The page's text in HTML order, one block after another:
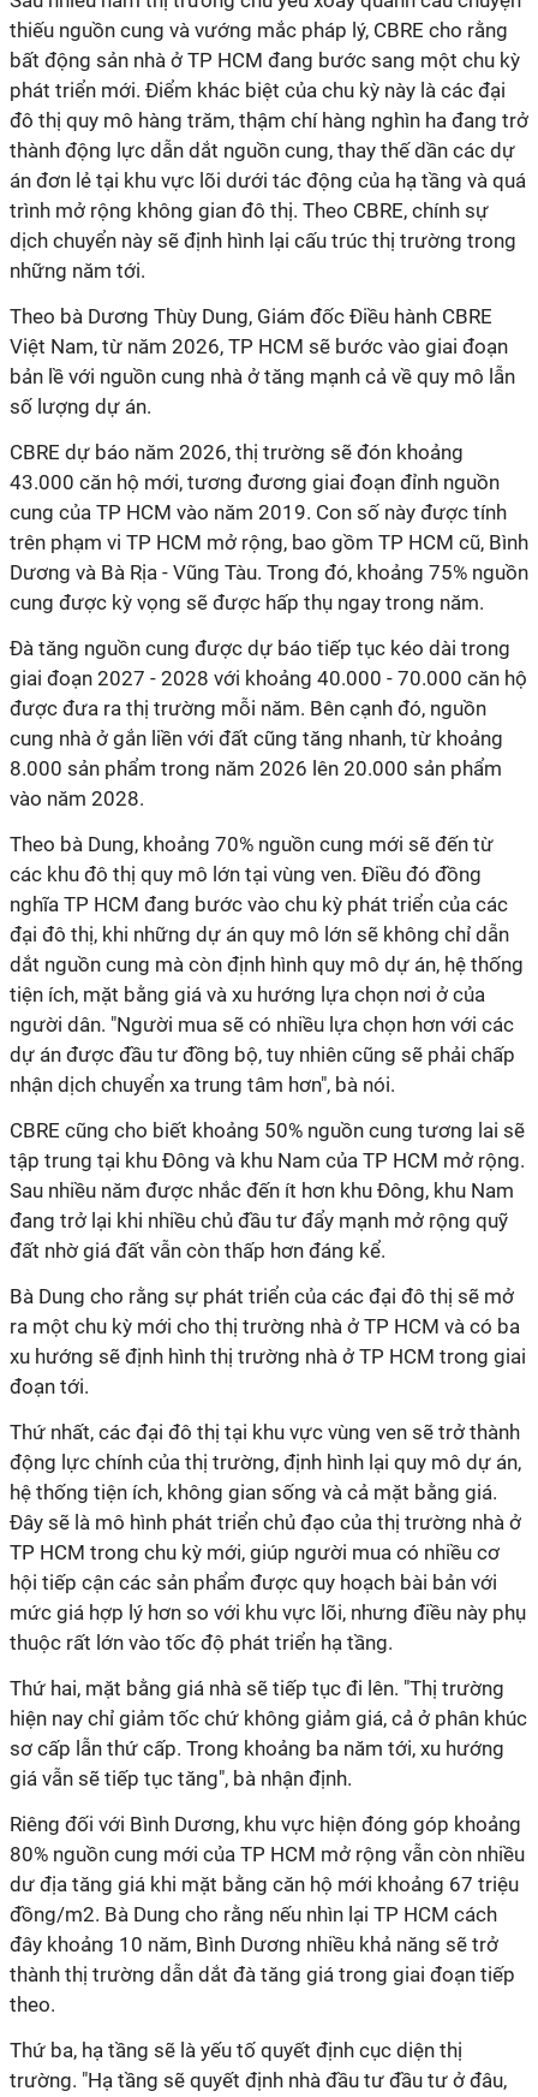
thiếu nguồn cung và vướng mắc pháp lý, CBRE cho rằng
bất động sản nhà ở TP HCM đang bước sang một chu kỳ
phát triển mới. Điểm khác biệt của chu kỳ này là các đại
đô thị quy mô hàng trăm, thậm chí hàng nghìn ha đang trở
thành động lực dẫn dắt nguồn cung, thay thế dần các dự
án đơn lẻ tại khu vực lõi dưới tác động của hạ tầng và quá
trình mở rộng không gian đô thị. Theo CBRE, chính sự
dịch chuyển này sẽ định hình lại cấu trúc thị trường trong
những năm tới.
Theo bà Dương Thùy Dung, Giám đốc Điều hành CBRE
Việt Nam, từ năm 2026, TP HCM sẽ bước vào giai đoạn
bản lề với nguồn cung nhà ở tăng mạnh cả về quy mô lẫn
số lượng dự án.
CBRE dự báo năm 2026, thị trường sẽ đón khoảng
43.000 căn hộ mới, tương đương giai đoạn đỉnh nguồn
cung của TP HCM vào năm 2019. Con số này được tính
trên phạm vi TP HCM mở rộng, bao gồm TP HCM cũ, Bình
Dương và Bà Rịa - Vũng Tàu. Trong đó, khoảng 75% nguồn
cung được kỳ vọng sẽ được hấp thụ ngay trong năm.
Đà tăng nguồn cung được dự báo tiếp tục kéo dài trong
giai đoạn 2027 - 2028 với khoảng 40.000 - 70.000 căn hộ
được đưa ra thị trường mỗi năm. Bên cạnh đó, nguồn
cung nhà ở gắn liền với đất cũng tăng nhanh, từ khoảng
8.000 sản phẩm trong năm 2026 lên 20.000 sản phẩm
vào năm 2028.
Theo bà Dung, khoảng 70% nguồn cung mới sẽ đến từ
các khu đô thị quy mô lớn tại vùng ven. Điều đó đồng
nghĩa TP HCM đang bước vào chu kỳ phát triển của các
đại đô thị, khi những dự án quy mô lớn sẽ không chỉ dẫn
dắt nguồn cung mà còn định hình quy mô dự án, hệ thống
tiện ích, mặt bằng giá và xu hướng lựa chọn nơi ở của
người dân. "Người mua sẽ có nhiều lựa chọn hơn với các
dự án được đầu tư đồng bộ, tuy nhiên cũng sẽ phải chấp
nhận dịch chuyển xa trung tâm hơn", bà nói.
CBRE cũng cho biết khoảng 50% nguồn cung tương lai sẽ
tập trung tại khu Đông và khu Nam của TP HCM mở rộng.
Sau nhiều năm được nhắc đến ít hơn khu Đông, khu Nam
đang trở lại khi nhiều chủ đầu tư đẩy mạnh mở rộng quỹ
đất nhờ giá đất vẫn còn thấp hơn đáng kể.
Bà Dung cho rằng sự phát triển của các đại đô thị sẽ mở
ra một chu kỳ mới cho thị trường nhà ở TP HCM và có ba
xu hướng sẽ định hình thị trường nhà ở TP HCM trong giai
đoạn tới.
Thứ nhất, các đại đô thị tại khu vực vùng ven sẽ trở thành
động lực chính của thị trường, định hình lại quy mô dự án,
hệ thống tiện ích, không gian sống và cả mặt bằng giá.
Đây sẽ là mô hình phát triển chủ đạo của thị trường nhà ở
TP HCM trong chu kỳ mới, giúp người mua có nhiều cơ
hội tiếp cận các sản phẩm được quy hoạch bài bản với
mức giá hợp lý hơn so với khu vực lõi, nhưng điều này phụ
thuộc rất lớn vào tốc độ phát triển hạ tầng.
Thứ hai, mặt bằng giá nhà sẽ tiếp tục đi lên. "Thị trường
hiện nay chỉ giảm tốc chứ không giảm giá, cả ở phân khúc
sơ cấp lẫn thứ cấp. Trong khoảng ba năm tới, xu hướng
giá vẫn sẽ tiếp tục tăng", bà nhận định.
Riêng đối với Bình Dương, khu vực hiện đóng góp khoảng
80% nguồn cung mới của TP HCM mở rộng vẫn còn nhiều
dư địa tăng giá khi mặt bằng căn hộ mới khoảng 67 triệu
đồng/m2. Bà Dung cho rằng nếu nhìn lại TP HCM cách
đây khoảng 10 năm, Bình Dương nhiều khả năng sẽ trở
thành thị trường dẫn dắt đà tăng giá trong giai đoạn tiếp
theo.
Thứ ba, hạ tầng sẽ là yếu tố quyết định cục diện thị
trường. "Hạ tầng sẽ quyết định nhà đầu tư đầu tư ở đâu,